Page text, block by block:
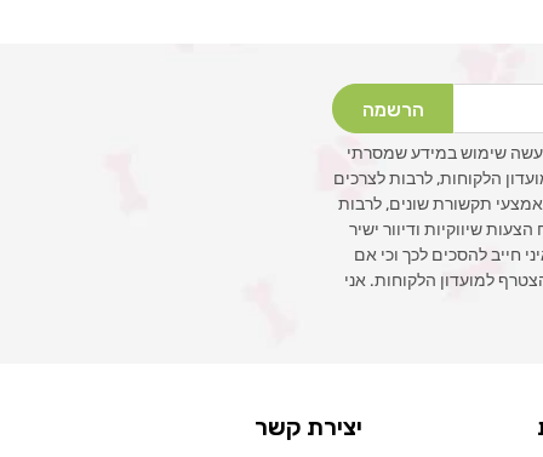
הרשמה
שימוש במידע שמסרתי
הלקוחות, לרבות לצרכים
באמצעי תקשורת שונים, לרבות
שיווקיות ודיוור ישיר
חייב להסכים לכך וכי אם
למועדון הלקוחות. אני
יצירת קשר